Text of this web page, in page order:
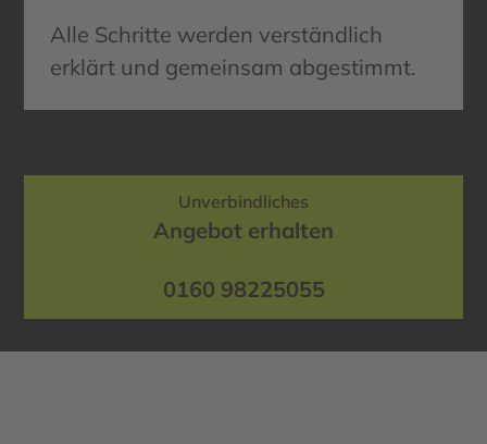
Alle Schritte werden verständlich
erklärt und gemeinsam abgestimmt.
Unverbindliches
Angebot erhalten
0160 98225055